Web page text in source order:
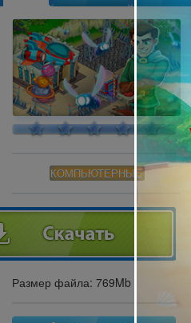
КОМПЬЮТЕРНЫЕ
Размер файла: 769Mb